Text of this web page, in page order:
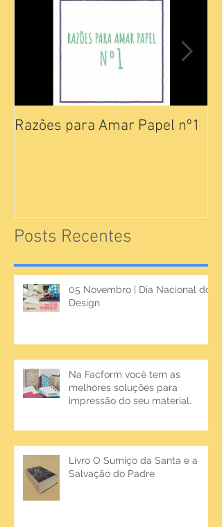
Razões para Amar Papel nº1
Posts Recentes
05 Novembro | Dia Nacional do
Design
Na Facform você tem as
melhores soluções para
impressão do seu material.
Livro O Sumiço da Santa e a
Salvação do Padre